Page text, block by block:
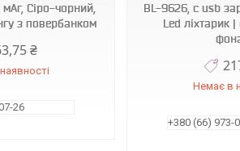
Сіро-чорний,
з повербанком
₴
26
BL-9626, c usb
Led ліхтарик
Немає в
+380 (66) 973-